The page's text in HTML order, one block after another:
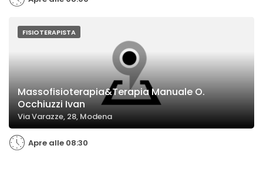
FISIOTERAPISTA
Massofisioterapia&Terapia Manuale O.
Occhiuzzi Ivan
Via Varazze, 28, Modena
Apre alle 08:30